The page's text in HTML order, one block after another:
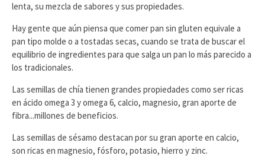
lenta, su mezcla de sabores y sus propiedades.
Hay gente que aún piensa que comer pan sin gluten equivale a
pan tipo molde o a tostadas secas, cuando se trata de buscar el
equilibrio de ingredientes para que salga un pan lo más parecido a
los tradicionales.
Las semillas de chía tienen grandes propiedades como ser ricas
en ácido omega 3 y omega 6, calcio, magnesio, gran aporte de
fibra...millones de beneficios.
Las semillas de sésamo destacan por su gran aporte en calcio,
son ricas en magnesio, fósforo, potasio, hierro y zinc.